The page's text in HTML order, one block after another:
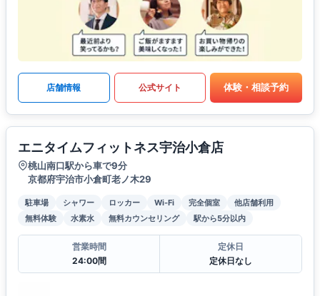
店舗情報 公式サイト 体験・相談予約
エニタイムフィットネス宇治小倉店
桃山南口駅から車で9分
京都府宇治市小倉町老ノ木29
駐車場 シャワー ロッカー Wi-Fi 完全個室
他店舗利用
無料体験
水素水 無料カウンセリング 駅から5分以内
営業時間
24:00間
定休日
定休日なし